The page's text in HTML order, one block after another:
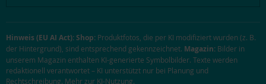
Hinweis (EU AI Act):Shop: Produktfotos, die per KI modifiziert wurden (z. B.
der Hintergrund), sind entsprechend gekennzeichnet. Magazin: Bilder in
unserem Magazin enthalten KI-generierte Symbolbilder. Texte werden
redaktionell verantwortet – KI unterstützt nur bei Planung und
Rechtschreibung. Mehr zur KI-Nutzung.